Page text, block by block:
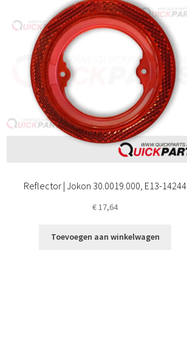
Reflector | Jokon 30.0019.000, E13-14244
€ 17,64
Toevoegen aan winkelwagen